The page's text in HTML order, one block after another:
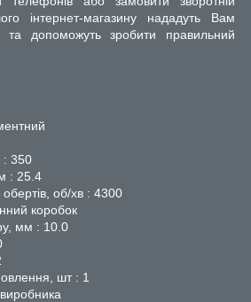
інтернет-магазину нададуть Вам
та допоможуть зробити правильний
: 350
: 25.4
обертів, об/хв : 4300
коробок
мм : 10.0
шт : 1